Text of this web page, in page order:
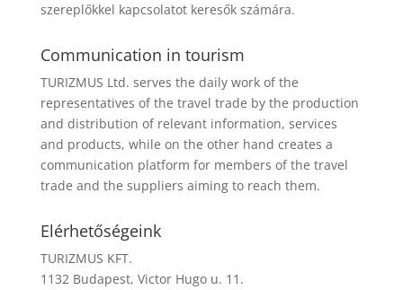
szereplőkkel kapcsolatot keresők számára.
Communication in tourism
TURIZMUS Ltd. serves the daily work of the
representatives of the travel trade by the production
and distribution of relevant information, services
and products, while on the other hand creates a
communication platform for members of the travel
trade and the suppliers aiming to reach them.
Elérhetőségeink
TURIZMUS KFT.
1132 Budapest, Victor Hugo u. 11.